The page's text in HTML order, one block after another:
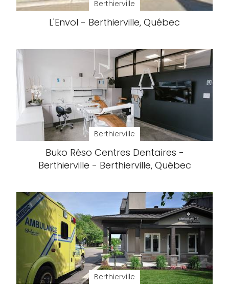
Berthierville
L'Envol - Berthierville, Québec
Berthierville
Buko Réso Centres Dentaires -
Berthierville - Berthierville, Québec
Berthierville